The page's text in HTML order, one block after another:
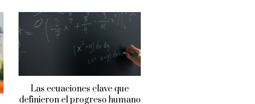
Las ecuaciones clave que
definieron el progreso humano